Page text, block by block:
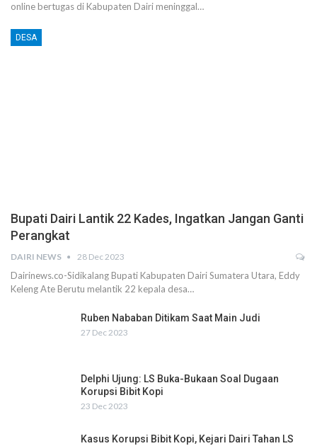
online bertugas di Kabupaten Dairi meninggal…
DESA
Bupati Dairi Lantik 22 Kades, Ingatkan Jangan Ganti
Perangkat
DAIRI NEWS 28 Dec 2023
Dairinews.co-Sidikalang Bupati Kabupaten Dairi Sumatera Utara, Eddy
Keleng Ate Berutu melantik 22 kepala desa…
Ruben Nababan Ditikam Saat Main Judi
27 Dec 2023
Delphi Ujung: LS Buka-Bukaan Soal Dugaan
Korupsi Bibit Kopi
23 Dec 2023
Kasus Korupsi Bibit Kopi, Kejari Dairi Tahan LS